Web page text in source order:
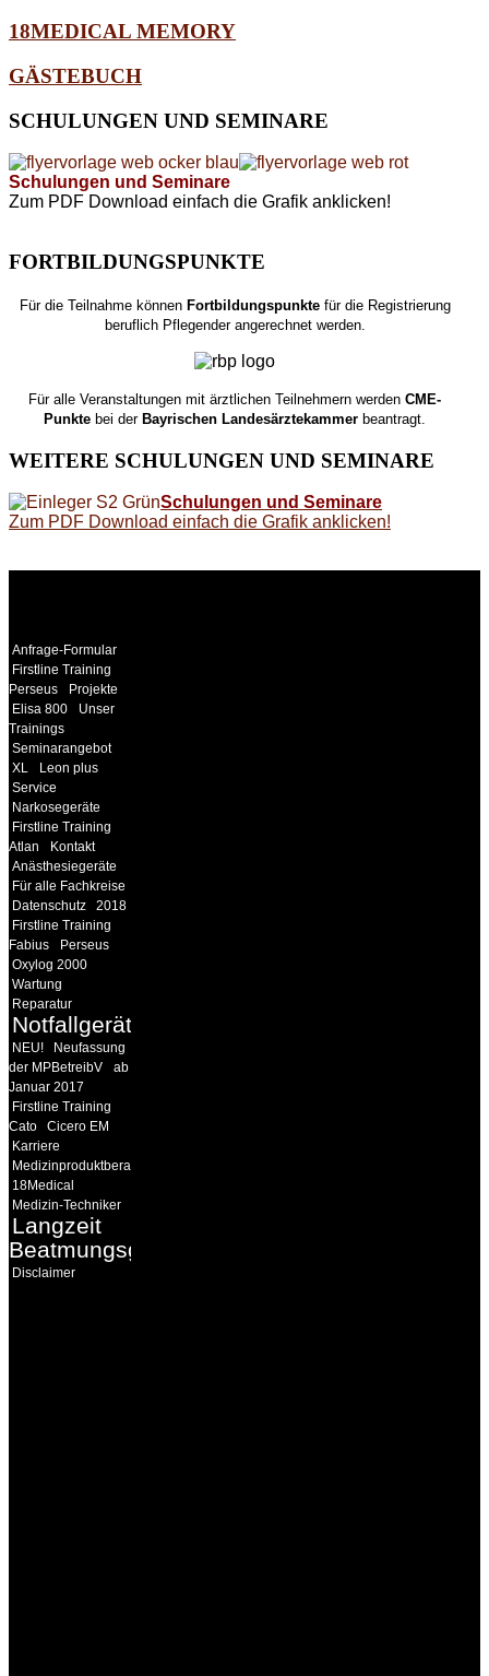
18MEDICAL MEMORY
GÄSTEBUCH
SCHULUNGEN UND SEMINARE
Schulungen und Seminare
Zum PDF Download einfach die Grafik anklicken!
FORTBILDUNGSPUNKTE
Für die Teilnahme könnenFortbildungspunktefür die Registrierung
beruflich Pflegender angerechnet werden.
Für alle Veranstaltungen mit ärztlichen Teilnehmern werdenCME-
Punkte bei derBayrischen Landesärztekammer beantragt.
WEITERE SCHULUNGEN UND SEMINARE
Schulungen und Seminare
Zum PDF Download einfach die Grafik anklicken!
Anfrage-Formular
Firstline Training
Perseus
Projekte
Elisa 800
Unser
Trainings
Seminarangebot
XL
Leon plus
Service
Narkosegeräte
Firstline Training
Atlan
Kontakt
Anästhesiegeräte
Für alle Fachkreise
Datenschutz
2018
Firstline Training
Fabius
Perseus
Oxylog 2000
Wartung
Reparatur
Notfallgeräte
NEU!
Neufassung
der MPBetreibV
ab
Januar 2017
Firstline Training
Cato
Cicero EM
Karriere
Medizinproduktberater
18Medical
Medizin-Techniker
Langzeit
Beatmungsgeräte
Disclaimer